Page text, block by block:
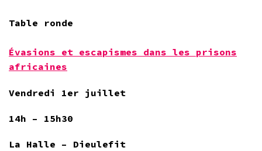
Table ronde
Évasions et escapismes dans les prisons
africaines
Vendredi 1er juillet
14h – 15h30
La Halle – Dieulefit